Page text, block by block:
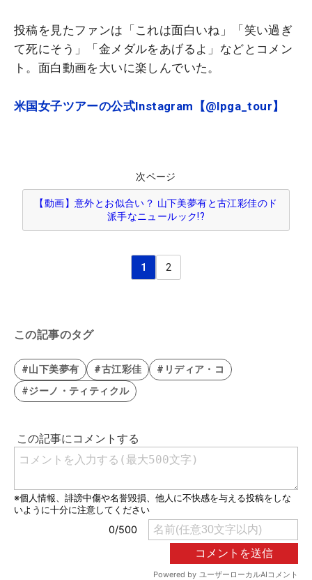
投稿を見たファンは「これは面白いね」「笑い過ぎ
て死にそう」「金メダルをあげるよ」などとコメン
ト。面白動画を大いに楽しんでいた。
米国女子ツアーの公式Instagram【@lpga_tour】
次ページ
【動画】意外とお似合い？ 山下美夢有と古江彩佳のド
派手なニュールック!?
1 2
この記事のタグ
#山下美夢有 #古江彩佳
#リディア・コ
#ジーノ・ティティクル